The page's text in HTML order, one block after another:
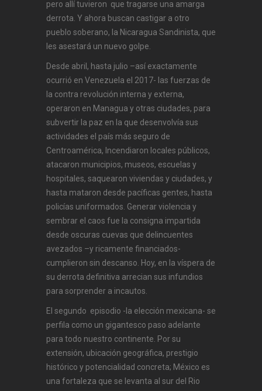
pero allí tuvieron que tragarse una amarga
derrota. Y ahora buscan castigar a otro
pueblo soberano, la Nicaragua Sandinista, que
les asestará un nuevo golpe.
Desde abril, hasta julio –así exactamente
ocurrió en Venezuela el 2017- las fuerzas de
la contra revolución interna y externa,
operaron en Managua y otras ciudades, para
subvertir la paz en la que desenvolvía sus
actividades el país más seguro de
Centroamérica, Incendiaron locales públicos,
atacaron municipios, museos, escuelas y
hospitales, saquearon viviendas y ciudades, y
hasta mataron desde pacíficas gentes, hasta
policías uniformados. Generar violencia y
sembrar el caos fue la consigna impartida
desde oscuras cuevas que delincuentes
avezados –y ricamente financiados-
cumplieron sin descanso. Hoy, en la víspera de
su derrota definitiva arrecian sus infundios
para sorprender a incautos.
El segundo episodio -la elección mexicana- se
perfila como un gigantesco paso adelante
para todo nuestro continente. Por su
extensión, ubicación geográfica, prestigio
histórico y potencialidad concreta; México es
una fortaleza que se levanta al sur del Rio